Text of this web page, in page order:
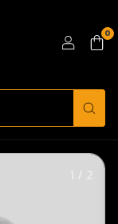
0